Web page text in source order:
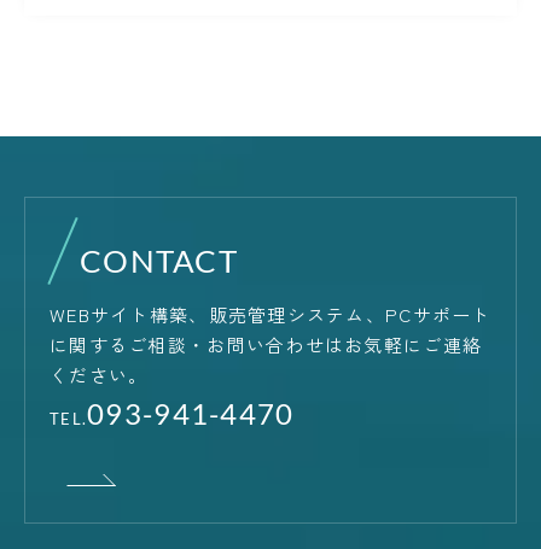
CONTACT
WEBサイト構築、販売管理システム、PCサポート
に関する ご相談・お問い合わせはお気軽にご連絡
ください。
TEL.093-941-4470